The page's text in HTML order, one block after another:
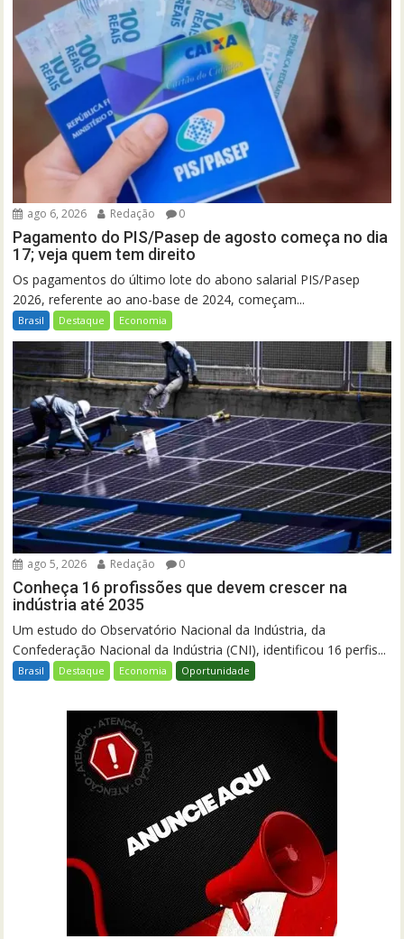
ago 6, 2026 Redação 0
Pagamento do PIS/Pasep de agosto começa no dia
17; veja quem tem direito
Os pagamentos do último lote do abono salarial PIS/Pasep
2026, referente ao ano-base de 2024, começam...
Brasil Destaque Economia
ago 5, 2026 Redação 0
Conheça 16 profissões que devem crescer na
indústria até 2035
Um estudo do Observatório Nacional da Indústria, da
Confederação Nacional da Indústria (CNI), identificou 16 perfis...
Brasil Destaque Economia Oportunidade